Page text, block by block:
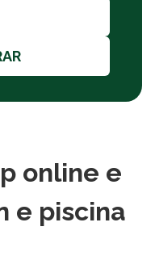
online e
e piscina